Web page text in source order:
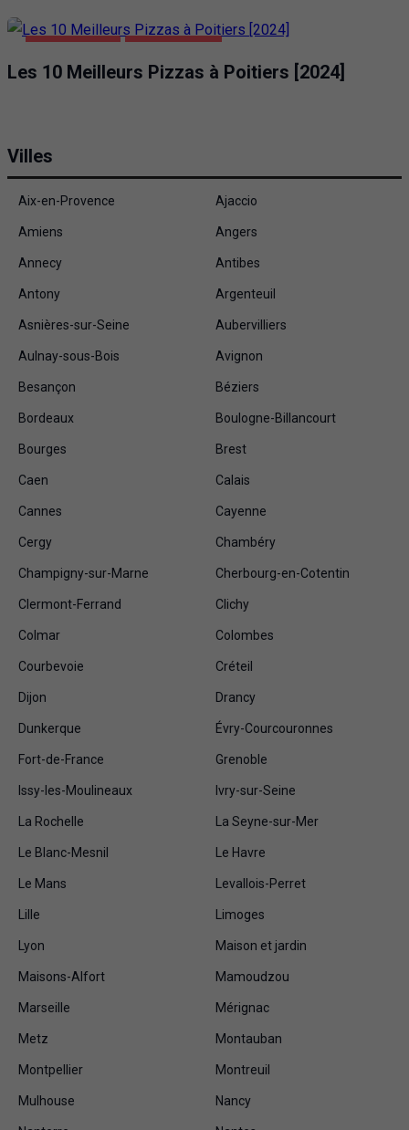
Les 10 Meilleurs Pizzas à Poitiers [2024]
Villes
Aix-en-Provence Ajaccio
Amiens Angers
Annecy Antibes
Antony Argenteuil
Asnières-sur-Seine Aubervilliers
Aulnay-sous-Bois Avignon
Besançon Béziers
Bordeaux Boulogne-Billancourt
Bourges Brest
Caen Calais
Cannes Cayenne
Cergy Chambéry
Champigny-sur-Marne Cherbourg-en-Cotentin
Clermont-Ferrand Clichy
Colmar Colombes
Courbevoie Créteil
Dijon Drancy
Dunkerque Évry-Courcouronnes
Fort-de-France Grenoble
Issy-les-Moulineaux Ivry-sur-Seine
La Rochelle La Seyne-sur-Mer
Le Blanc-Mesnil Le Havre
Le Mans Levallois-Perret
Lille Limoges
Lyon Maison et jardin
Maisons-Alfort Mamoudzou
Marseille Mérignac
Metz Montauban
Montpellier Montreuil
Mulhouse Nancy